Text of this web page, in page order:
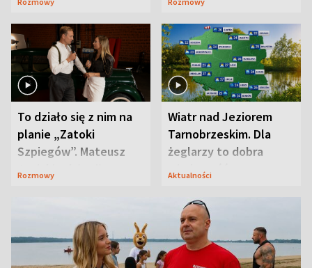
To działo się z nim na
planie „Zatoki
Szpiegów”. Mateusz
Janicki odsłonił
Rozmowy
Wiatr nad Jeziorem
Tarnobrzeskim. Dla
żeglarzy to dobra
wiadomość
Aktualności